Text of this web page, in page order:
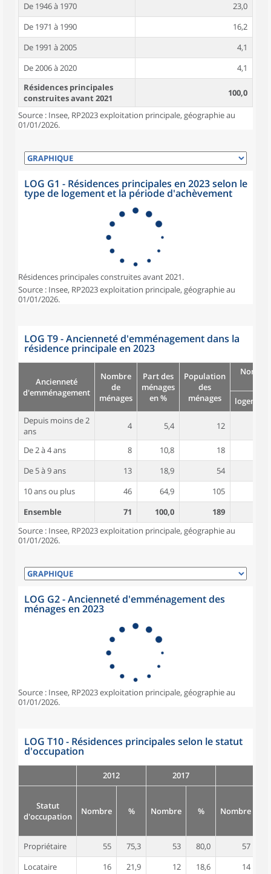
De 1946 à 1970
23,0
De 1971 à 1990
16,2
De 1991 à 2005
4,1
De 2006 à 2020
4,1
Résidences principales
construites avant 2021
100,0
Source : Insee, RP2023 exploitation principale, géographie au
01/01/2026.
LOG G1 - Résidences principales en 2023 selon le
type de logement et la période d'achèvement
Résidences principales construites avant 2021.
Source : Insee, RP2023 exploitation principale, géographie au
01/01/2026.
LOG T9 - Ancienneté d'emménagement dans la
résidence principale en 2023
Ancienneté
d'emménagement
Nombre
de
ménages
Part des
ménages
en %
Population
des
ménages
logement
Depuis moins de 2
ans
4 5,4 12
De 2 à 4 ans 8 10,8 18
De 5 à 9 ans
13 18,9 54
10 ans ou plus
46 64,9 105
Ensemble
71 100,0 189
Source : Insee, RP2023 exploitation principale, géographie au
01/01/2026.
LOG G2 - Ancienneté d'emménagement des
ménages en 2023
Source : Insee, RP2023 exploitation principale, géographie au
01/01/2026.
LOG T10 - Résidences principales selon le statut
d'occupation
2012 2017
Statut
d'occupation
Nombre % Nombre % Nombre
Propriétaire 55 75,3 53 80,0 57
Locataire
16 21,9 12 18,6 14